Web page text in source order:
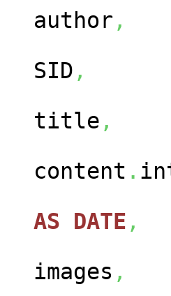
author ,
SID ,
title ,
content .
AS
DATE ,
images ,